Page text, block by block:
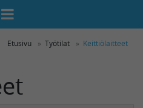
Toggle Navigation
Etusivu Työtilat Keittiölaitteet